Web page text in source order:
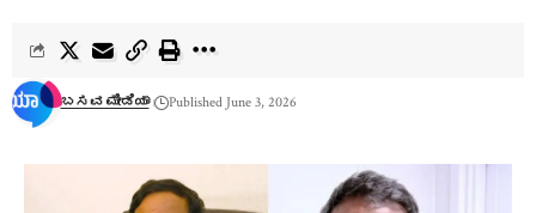
ಬಸವ ಮೀಡಿಯಾ Published June 3, 2026